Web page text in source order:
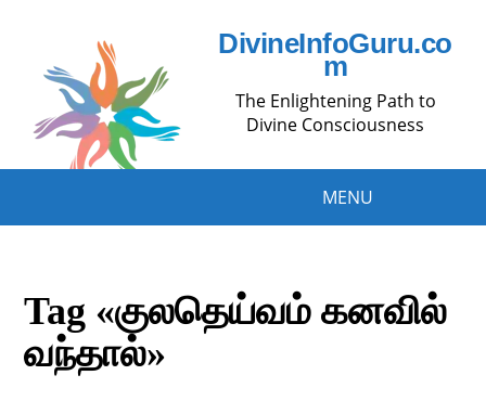
DivineInfoGuru.co
m
The Enlightening Path to
Divine Consciousness
MENU
Tag «குலதெய்வம் கனவில்
வந்தால்»